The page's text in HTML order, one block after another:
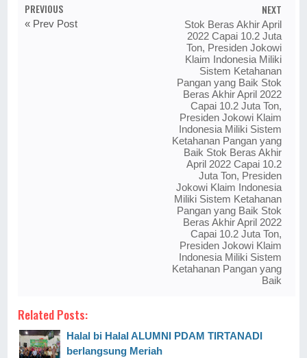
PREVIOUS
« Prev Post
NEXT
Stok Beras Akhir April
2022 Capai 10.2 Juta
Ton, Presiden Jokowi
Klaim Indonesia Miliki
Sistem Ketahanan
Pangan yang Baik Stok
Beras Akhir April 2022
Capai 10.2 Juta Ton,
Presiden Jokowi Klaim
Indonesia Miliki Sistem
Ketahanan Pangan yang
Baik Stok Beras Akhir
April 2022 Capai 10.2
Juta Ton, Presiden
Jokowi Klaim Indonesia
Miliki Sistem Ketahanan
Pangan yang Baik Stok
Beras Akhir April 2022
Capai 10.2 Juta Ton,
Presiden Jokowi Klaim
Indonesia Miliki Sistem
Ketahanan Pangan yang
Baik
Related Posts:
Halal bi Halal ALUMNI PDAM TIRTANADI
berlangsung Meriah